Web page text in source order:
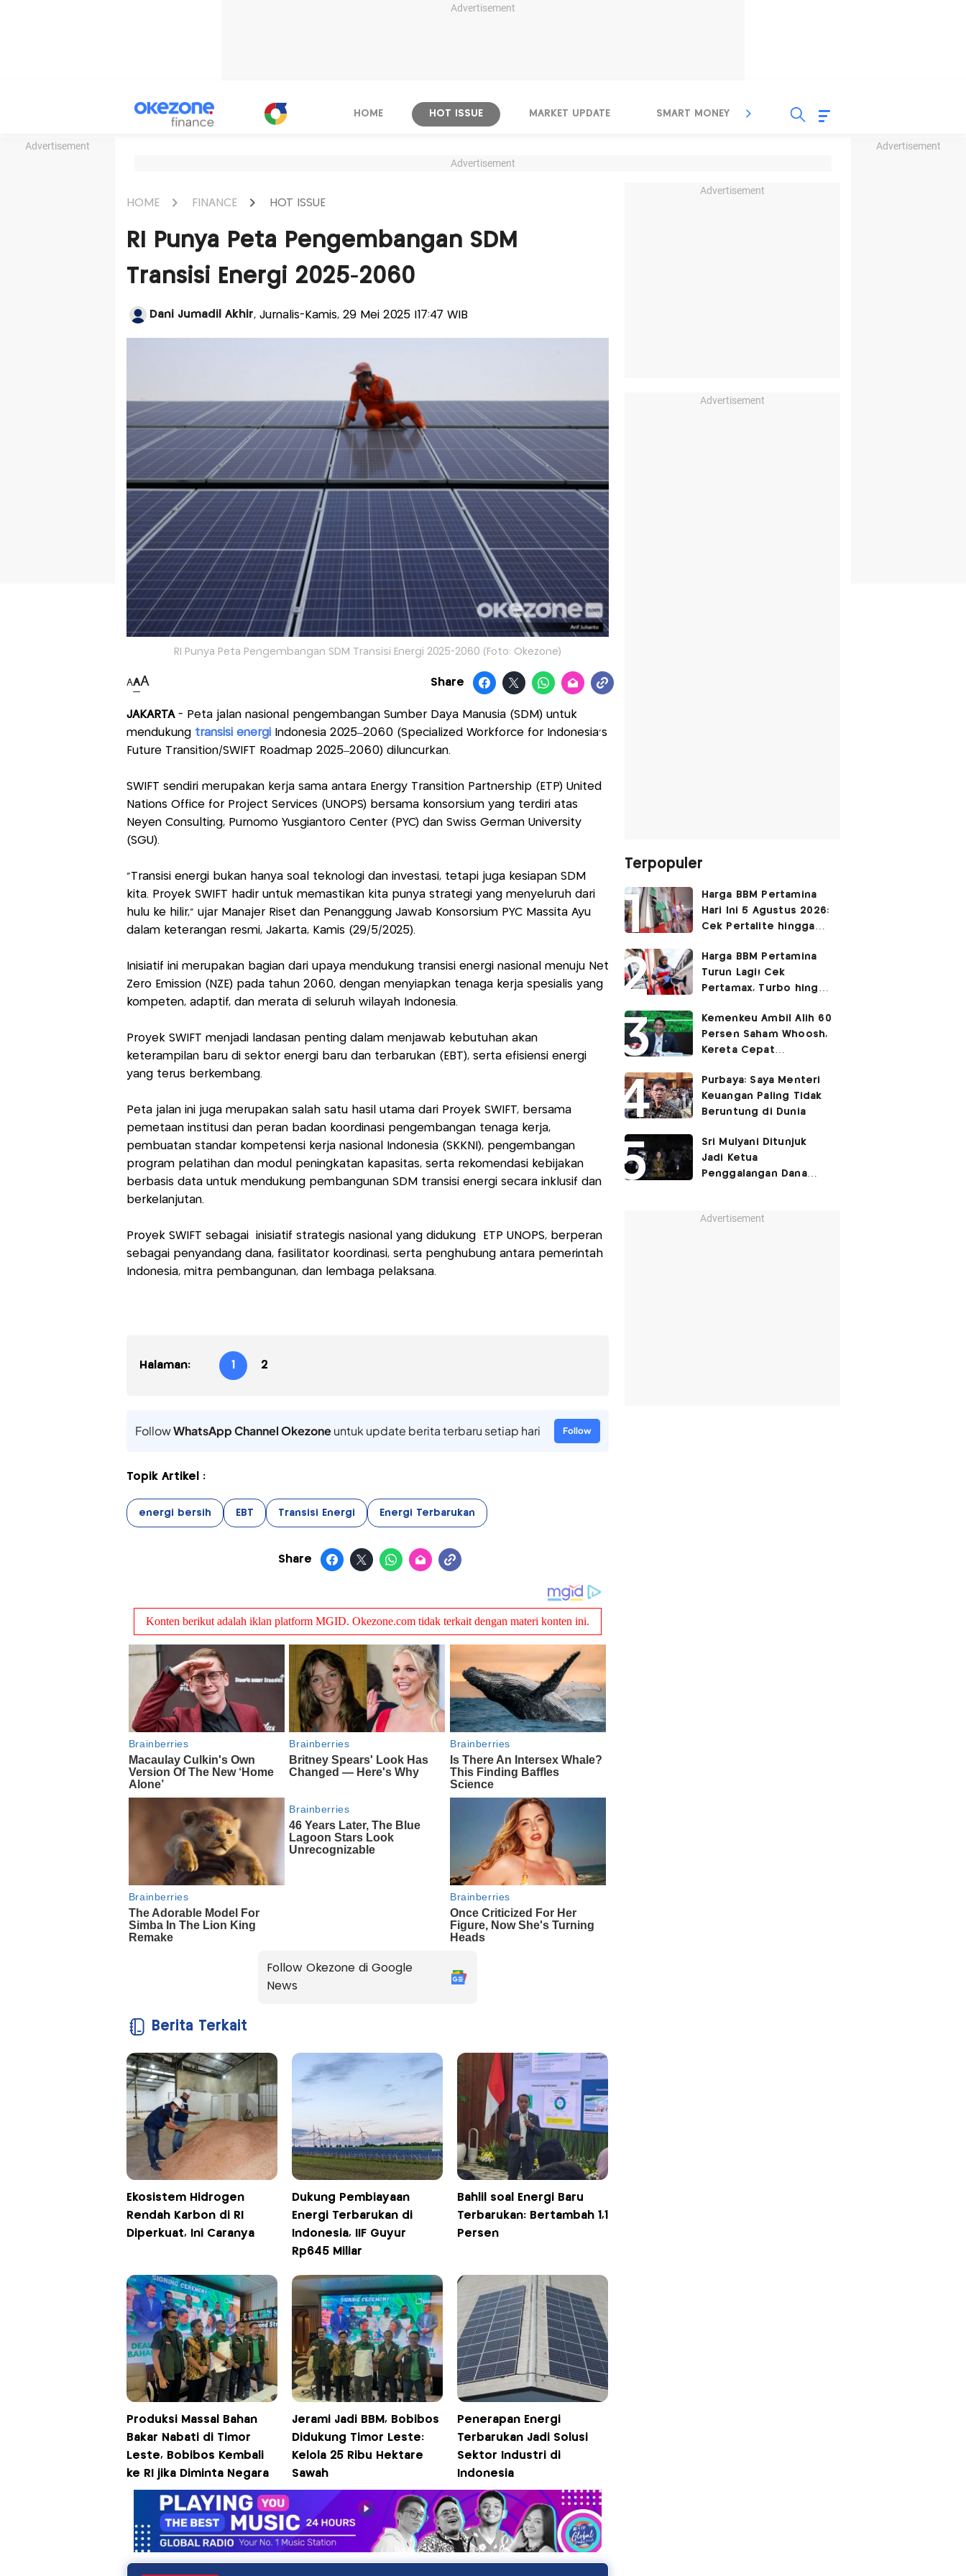
Advertisement
Advertisement Advertisement
HOME HOT ISSUE MARKET UPDATE SMART MONEY INSPIRASI BISNIS
Advertisement
HOME FINANCE HOT ISSUE
RI Punya Peta Pengembangan SDM
Transisi Energi 2025-2060
Dani Jumadil Akhir, Jurnalis-Kamis, 29 Mei 2025 |17:47 WIB
RI Punya Peta Pengembangan SDM Transisi Energi 2025-2060 (Foto: Okezone)
AAA Share
JAKARTA- Peta jalan nasional pengembangan Sumber Daya Manusia (SDM) untuk
mendukung transisi energiIndonesia 2025–2060 (Specialized Workforce for Indonesia’s
Future Transition/SWIFT Roadmap 2025–2060) diluncurkan.
SWIFT sendiri merupakan kerja sama antara Energy Transition Partnership (ETP) United
Nations Office for Project Services (UNOPS) bersama konsorsium yang terdiri atas
Neyen Consulting, Purnomo Yusgiantoro Center (PYC) dan Swiss German University
(SGU).
"Transisi energi bukan hanya soal teknologi dan investasi, tetapi juga kesiapan SDM
kita. Proyek SWIFT hadir untuk memastikan kita punya strategi yang menyeluruh dari
hulu ke hilir,” ujar Manajer Riset dan Penanggung Jawab Konsorsium PYC Massita Ayu
dalam keterangan resmi, Jakarta, Kamis (29/5/2025).
Inisiatif ini merupakan bagian dari upaya mendukung transisi energi nasional menuju Net
Zero Emission (NZE) pada tahun 2060, dengan menyiapkan tenaga kerja spesialis yang
kompeten, adaptif, dan merata di seluruh wilayah Indonesia.
Proyek SWIFT menjadi landasan penting dalam menjawab kebutuhan akan
keterampilan baru di sektor energi baru dan terbarukan (EBT), serta efisiensi energi
yang terus berkembang.
Peta jalan ini juga merupakan salah satu hasil utama dari Proyek SWIFT, bersama
pemetaan institusi dan peran badan koordinasi pengembangan tenaga kerja,
pembuatan standar kompetensi kerja nasional Indonesia (SKKNI), pengembangan
program pelatihan dan modul peningkatan kapasitas, serta rekomendasi kebijakan
berbasis data untuk mendukung pembangunan SDM transisi energi secara inklusif dan
berkelanjutan.
Proyek SWIFT sebagai inisiatif strategis nasional yang didukung ETP UNOPS, berperan
sebagai penyandang dana, fasilitator koordinasi, serta penghubung antara pemerintah
Indonesia, mitra pembangunan, dan lembaga pelaksana.
Halaman: 1 2
FollowWhatsApp Channel Okezoneuntuk update berita terbaru setiap hari Follow
Topik Artikel :
energi bersih EBT Transisi Energi Energi Terbarukan
Share
Follow Okezone di Google
News
Berita Terkait
Ekosistem Hidrogen
Rendah Karbon di RI
Diperkuat, Ini Caranya
Dukung Pembiayaan
Energi Terbarukan di
Indonesia, IIF Guyur
Rp645 Miliar
Bahlil soal Energi Baru
Terbarukan: Bertambah 1,1
Persen
Produksi Massal Bahan
Bakar Nabati di Timor
Leste, Bobibos Kembali
ke RI jika Diminta Negara
Jerami Jadi BBM, Bobibos
Didukung Timor Leste:
Kelola 25 Ribu Hektare
Sawah
Penerapan Energi
Terbarukan Jadi Solusi
Sektor Industri di
Indonesia
Advertisement
Advertisement
Terpopuler
Harga BBM Pertamina
Hari Ini 5 Agustus 2026:
Cek Pertalite hingga
Turun
Harga BBM Pertamina
Turun Lagi! Cek
Pertamax, Turbo hingga
Agustus 2026
Kemenkeu Ambil Alih 60
Persen Saham Whoosh,
Kereta Cepat
Surabaya
Purbaya: Saya Menteri
Keuangan Paling Tidak
Beruntung di Dunia
Sri Mulyani Ditunjuk
Jadi Ketua
Penggalangan Dana
Advertisement